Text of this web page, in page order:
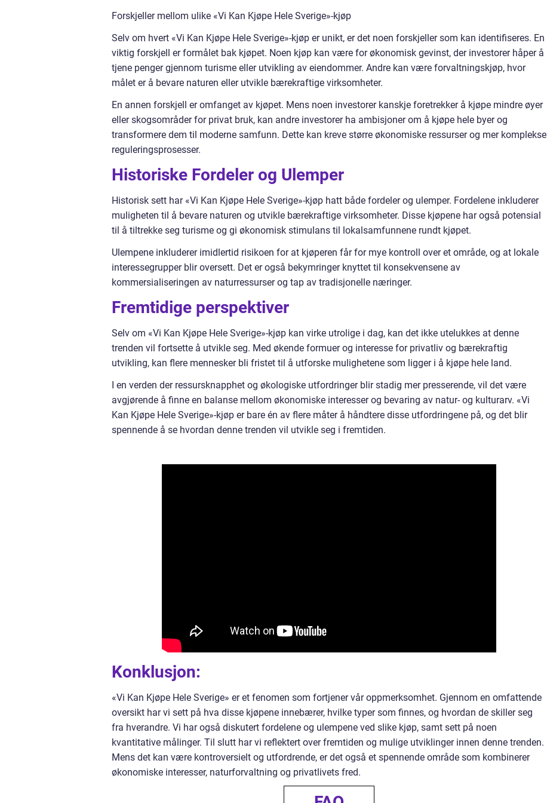
Forskjeller mellom ulike «Vi Kan Kjøpe Hele Sverige»-kjøp
Selv om hvert «Vi Kan Kjøpe Hele Sverige»-kjøp er unikt, er det noen forskjeller som kan identifiseres. En
viktig forskjell er formålet bak kjøpet. Noen kjøp kan være for økonomisk gevinst, der investorer håper å
tjene penger gjennom turisme eller utvikling av eiendommer. Andre kan være forvaltningskjøp, hvor
målet er å bevare naturen eller utvikle bærekraftige virksomheter.
En annen forskjell er omfanget av kjøpet. Mens noen investorer kanskje foretrekker å kjøpe mindre øyer
eller skogsområder for privat bruk, kan andre investorer ha ambisjoner om å kjøpe hele byer og
transformere dem til moderne samfunn. Dette kan kreve større økonomiske ressurser og mer komplekse
reguleringsprosesser.
Historiske Fordeler og Ulemper
Historisk sett har «Vi Kan Kjøpe Hele Sverige»-kjøp hatt både fordeler og ulemper. Fordelene inkluderer
muligheten til å bevare naturen og utvikle bærekraftige virksomheter. Disse kjøpene har også potensial
til å tiltrekke seg turisme og gi økonomisk stimulans til lokalsamfunnene rundt kjøpet.
Ulempene inkluderer imidlertid risikoen for at kjøperen får for mye kontroll over et område, og at lokale
interessegrupper blir oversett. Det er også bekymringer knyttet til konsekvensene av
kommersialiseringen av naturressurser og tap av tradisjonelle næringer.
Fremtidige perspektiver
Selv om «Vi Kan Kjøpe Hele Sverige»-kjøp kan virke utrolige i dag, kan det ikke utelukkes at denne
trenden vil fortsette å utvikle seg. Med økende formuer og interesse for privatliv og bærekraftig
utvikling, kan flere mennesker bli fristet til å utforske mulighetene som ligger i å kjøpe hele land.
I en verden der ressursknapphet og økologiske utfordringer blir stadig mer presserende, vil det være
avgjørende å finne en balanse mellom økonomiske interesser og bevaring av natur- og kulturarv. «Vi
Kan Kjøpe Hele Sverige»-kjøp er bare én av flere måter å håndtere disse utfordringene på, og det blir
spennende å se hvordan denne trenden vil utvikle seg i fremtiden.
Konklusjon:
«Vi Kan Kjøpe Hele Sverige» er et fenomen som fortjener vår oppmerksomhet. Gjennom en omfattende
oversikt har vi sett på hva disse kjøpene innebærer, hvilke typer som finnes, og hvordan de skiller seg
fra hverandre. Vi har også diskutert fordelene og ulempene ved slike kjøp, samt sett på noen
kvantitative målinger. Til slutt har vi reflektert over fremtiden og mulige utviklinger innen denne trenden.
Mens det kan være kontroversielt og utfordrende, er det også et spennende område som kombinerer
økonomiske interesser, naturforvaltning og privatlivets fred.